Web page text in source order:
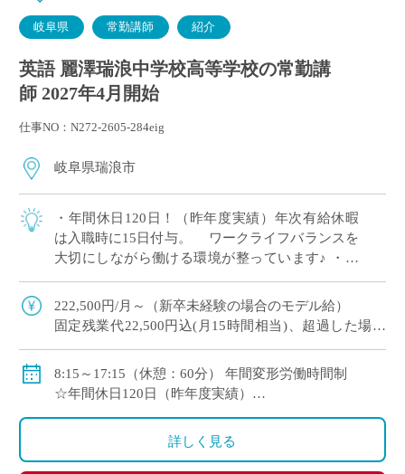
岐阜県 常勤講師 紹介
英語 麗澤瑞浪中学校高等学校の常勤講
師 2027年4月開始
仕事NO：N272-2605-284eig
岐阜県瑞浪市
・年間休日120日！（昨年度実績）年次有給休暇
は入職時に15日付与。 ワークライフバランスを
大切にしながら働ける環境が整っています♪ ・常
勤講師として、1年契約の勤務スタート。 自分
に合った環境か、じっくり見極めるこ […]
222,500円/月～（新卒未経験の場合のモデル給）
固定残業代22,500円込(月15時間相当)、超過した場合
は超過勤務手当を別途支給
各種手当（部活動手当・入試手当等）あり
賞与年2回(昨年度実績4.0ヶ月)
交通費支給（月6万円まで）
総合型福利厚生サービス など
8:15～17:15（休憩：60分） 年間変形労働時間制
☆年間休日120日（昨年度実績）
☆入職時に年次有給休暇15日付与
詳しく見る